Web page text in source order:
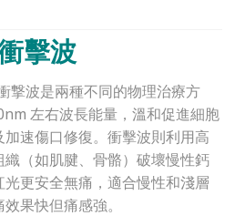
擊波
撃波是兩種不同的物理治療方
左右波長能量，溫和促進細胞
速傷口修復。衝擊波則利用高
（如肌腱、骨骼）破壞慢性鈣
更安全無痛，適合慢性和淺層
果快但痛感強。